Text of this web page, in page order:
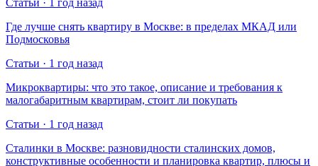
Где лучше снять квартиру в Москве: в пределах МКАД или
Подмосковья
Статьи · 1 год назад
Микроквартиры: что это такое, описание и требования к
малогабаритным квартирам, стоит ли покупать
Статьи · 1 год назад
Сталинки в Москве: разновидности сталинских домов,
конструктивные особенности и планировка квартир, плюсы и